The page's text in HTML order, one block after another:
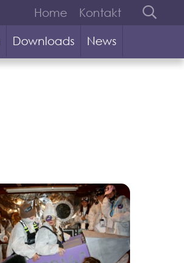
Home Kontakt
Downloads News